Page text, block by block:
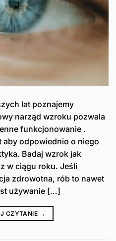
lat poznajemy
narząd wzroku pozwala
funkcjonowanie .
aby odpowiednio o niego
Badaj wzrok jak
w ciągu roku. Jeśli
zdrowotna, rób to nawet
używanie […]
CZYTANIE →